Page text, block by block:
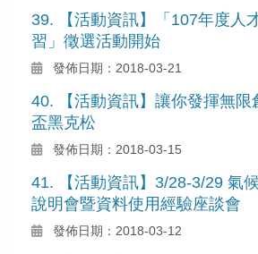
39. 【活動資訊】「107年度人
習」徵選活動開始
發佈日期：2018-03-21
40. 【活動資訊】讓你發揮無限
盃黑克松
發佈日期：2018-03-15
41. 【活動資訊】3/28-3/29 氣
說明會暨資料使用經驗座談會
發佈日期：2018-03-12